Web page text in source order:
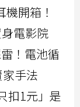
機開箱！
電影院
！電池循
手法
扣1元」是